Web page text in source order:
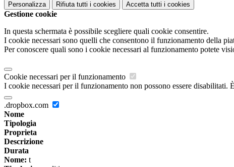
Personalizza Rifiuta tutti i cookies Accetta tutti i cookies
Gestione cookie
In questa schermata è possibile scegliere quali cookie consentire.
I cookie necessari sono quelli che consentono il funzionamento della
Per conoscere quali sono i cookie necessari al funzionamento potete
Cookie necessari per il funzionamento
I cookie necessari per il funzionamento non possono essere
.dropbox.com
Nome
Tipologia
Proprieta
Descrizione
Durata
Nome: t